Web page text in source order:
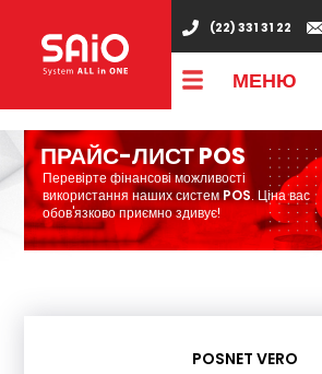
(22) 331 31 22
МЕНЮ
ПРАЙС-ЛИСТ POS
Перевірте фінансові можливості
використання наших системPOS. Ціна вас
обов'язково приємно здивує!
POSNET VERO